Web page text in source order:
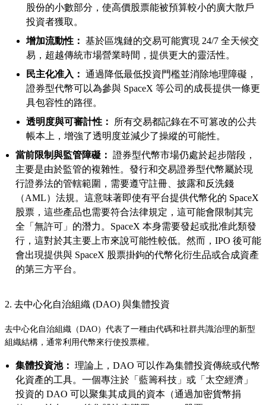
股份的小數部分，使高價股票能被預算較小的廣大散戶
投資者獲取。
增加流動性： 基於區塊鏈的交易可能實現 24/7 全天候交
易，超越傳統市場營業時間，提供更大的靈活性。
民主化准入： 通過降低最低投資門檻並消除地理障礙，
證券型代幣可以為參與 SpaceX 等公司的成長提供一條更
具包容性的路徑。
透明度與可審計性：
所有交易都記錄在不可篡改的公共
帳本上，增強了透明度並減少了操縱的可能性。
當前限制與監管障礙： 證券型代幣市場仍處於起步階段，
主要是由於監管的複雜性。發行和交易證券型代幣屬於現
行證券法的管轄範圍，需要遵守註冊、披露和反洗錢
（AML）法規。這意味著即使有平台提供代幣化的 SpaceX
股票，這些產品也需要符合法律規定，這可能會限制其完
全「無許可」的潛力。SpaceX 本身需要發起或批准此類發
行，這對於其主要上市來說可能性較低。然而，IPO 後可能
會出現提供與 SpaceX 股票掛鉤的代幣化衍生品或合成資產
的第三方平台。
2. 去中心化自治組織 (DAO) 與集體投資
去中心化自治組織（DAO）代表了一種由代碼和社群共識治理的新型
組織結構，通常利用代幣來行使投票權。
集體投資池： 理論上，DAO 可以作為集體投資傳統或代幣
化資產的工具。一個專注於「藍籌科技」或「太空經濟」
投資的 DAO 可以聚集其成員的資本（通過加密貨幣捐